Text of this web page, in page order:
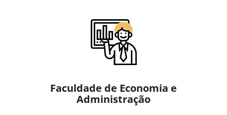
Faculdade de Economia e
Administração